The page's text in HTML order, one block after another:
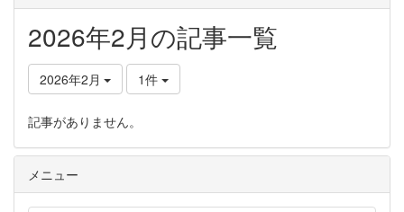
2026年2月の記事一覧
2026年2月 1件
記事がありません。
メニュー